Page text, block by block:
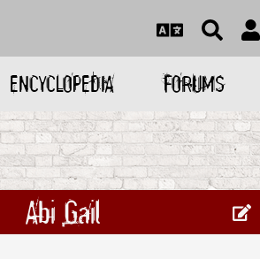
ENCYCLOPEDIA FORUMS
Abi Gail